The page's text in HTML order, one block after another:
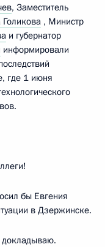
, Заместитель
Голикова , Министр
и губернатор
информировали
где 1 июня
бы Евгения
в Дзержинске.